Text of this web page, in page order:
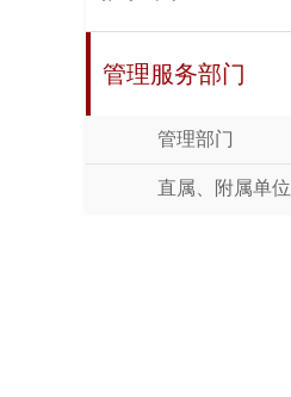
管理服务部门
管理部门
直属、附属单位